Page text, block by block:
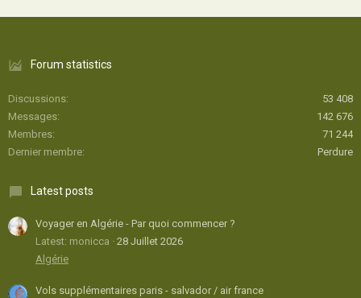
Forum statistics
Discussions
53 408
Messages
142 676
Membres
71 244
Dernier membre
Perdure
Latest posts
Voyager en Algérie - Par quoi commencer ?
Latest: monicca
28 Juillet 2026
Algérie
Vols supplémentaires paris - salvador / air france